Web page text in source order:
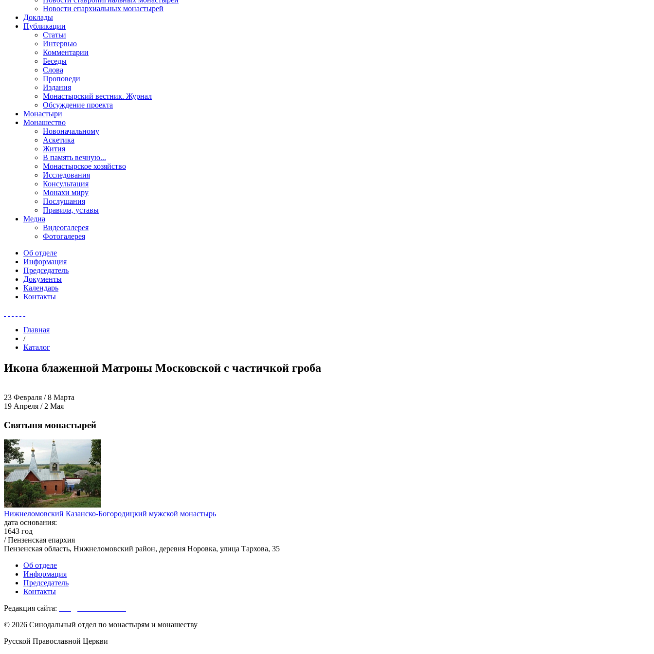
Новости епархиальных монастырей
Доклады
Публикации
Статьи
Интервью
Комментарии
Беседы
Слова
Проповеди
Издания
Монастырский вестник. Журнал
Обсуждение проекта
Монастыри
Монашество
Новоначальному
Аскетика
Жития
В память вечную...
Монастырское хозяйство
Исследования
Консультация
Монахи миру
Послушания
Правила, уставы
Медиа
Видеогалерея
Фотогалерея
Об отделе
Информация
Председатель
Документы
Календарь
Контакты
Главная
/
Каталог
Икона блаженной Матроны Московской с частичкой гроба
23 Февраля / 8 Марта
19 Апреля / 2 Мая
Святыня монастырей
Нижнеломовский Казанско-Богородицкий мужской монастырь
дата основания:
1643 год
/ Пензенская епархия
Пензенская область, Нижнеломовский район, деревня Норовка, улица Тархова, 35
Об отделе
Информация
Председатель
Контакты
Редакция сайта:
© 2026 Синодальный отдел по монастырям и монашеству
Русской Православной Церкви